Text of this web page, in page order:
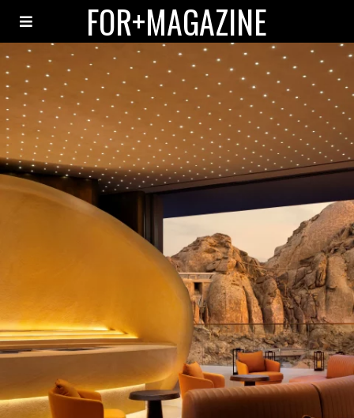
FOR+MAGAZINE